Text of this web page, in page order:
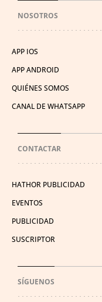
NOSOTROS
APP IOS
APP ANDROID
QUIÉNES SOMOS
CANAL DE WHATSAPP
CONTACTAR
HATHOR PUBLICIDAD
EVENTOS
PUBLICIDAD
SUSCRIPTOR
SÍGUENOS